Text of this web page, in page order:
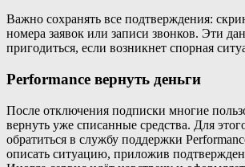
Важно сохранять все подтверждения:
номера заявок или записи звонков. Эти
пригодиться, если возникнет спорная
Performance вернуть деньги
После отключения подписки многие
вернуть уже списанные средства. Для
обратиться в службу поддержки
описать ситуацию, приложив